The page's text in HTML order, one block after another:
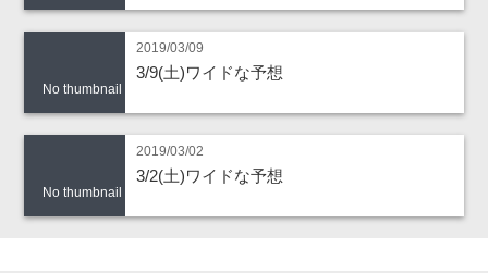
No thumbnail
2019/03/09
3/9(土)ワイドな予想
No thumbnail
2019/03/02
3/2(土)ワイドな予想